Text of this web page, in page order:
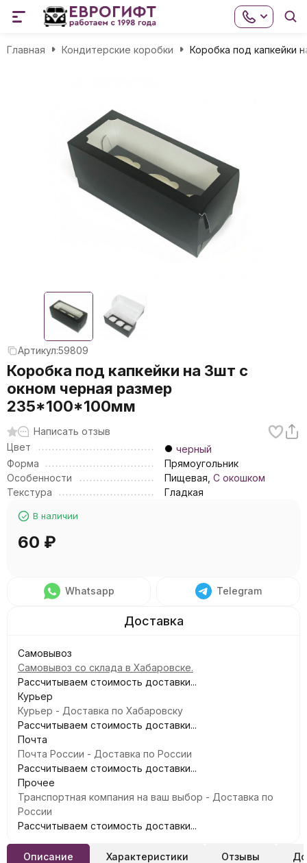
Главная Кондитерские коробки Коробка под капкейки
Артикул:59809
Коробка под капкейки на 3шт с
окном черная размер
235*100*100мм
Написать отзыв
Цвет
черный
Форма
Прямоугольник
Особенности
Пищевая, С окошком
Текстура
Гладкая
В наличии
60 ₽
Whatsapp Telegram
Самовывоз
Самовывоз со склада в Хабаровске.
Рассчитываем стоимость доставки...
Курьер
Курьер - Доставка по Хабаровску
Рассчитываем стоимость доставки...
Почта
Почта России - Доставка по России
Рассчитываем стоимость доставки...
Прочее
Транспортная компания на ваш выбор - Доставка по
России
Рассчитываем стоимость доставки...
Описание Характеристики Отзывы